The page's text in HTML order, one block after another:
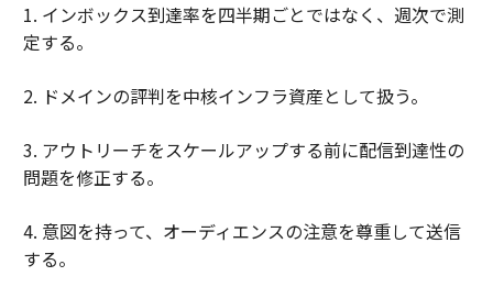
1. インボックス到達率を四半期ごとではなく、週次で測
定する。
2. ドメインの評判を中核インフラ資産として扱う。
3. アウトリーチをスケールアップする前に配信到達性の
問題を修正する。
4. 意図を持って、オーディエンスの注意を尊重して送信
する。